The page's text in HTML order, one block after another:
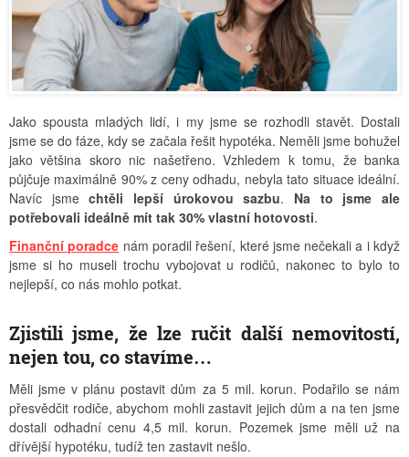
Jako spousta mladých lidí, i my jsme se rozhodli stavět. Dostali
jsme se do fáze, kdy se začala řešit hypotéka. Neměli jsme bohužel
jako většina skoro nic našetřeno. Vzhledem k tomu, že banka
půjčuje maximálně 90% z ceny odhadu, nebyla tato situace ideální.
Navíc jsmechtěli lepší úrokovou sazbu. Na to jsme ale
potřebovali ideálně mít tak 30% vlastní hotovosti.
Finanční poradce nám poradil řešení, které jsme nečekali a i když
jsme si ho museli trochu vybojovat u rodičů, nakonec to bylo to
nejlepší, co nás mohlo potkat.
Zjistili jsme, že lze ručit další nemovitostí,
nejen tou, co stavíme…
Měli jsme v plánu postavit dům za 5 mil. korun. Podařilo se nám
přesvědčit rodiče, abychom mohli zastavit jejich dům a na ten jsme
dostali odhadní cenu 4,5 mil. korun. Pozemek jsme měli už na
dřívější hypotéku, tudíž ten zastavit nešlo.